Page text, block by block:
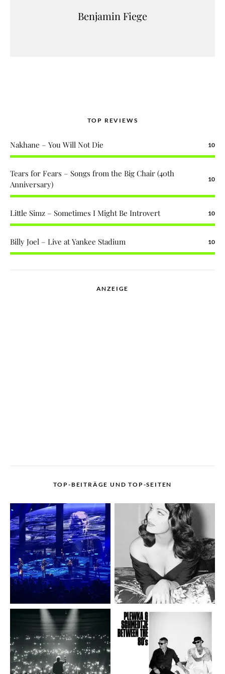
Benjamin Fiege
TOP REVIEWS
Nakhane – You Will Not Die 10
Tears for Fears – Songs from the Big Chair (40th
Anniversary)
10
Little Simz – Sometimes I Might Be Introvert 10
Billy Joel – Live at Yankee Stadium 10
ANZEIGE
TOP-BEITRÄGE UND TOP-SEITEN